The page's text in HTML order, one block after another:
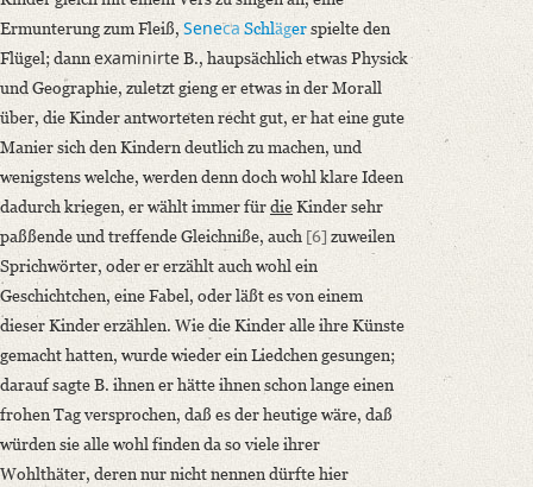
Ermunterung zum Fleiß, Seneca Schlägerspielte den
Flügel; dannexaminirteB., haupsächlich etwas Physick
und Geographie, zuletzt gieng er etwas in der Morall
über, die Kinder antworteten recht gut, er hat eine gute
Manier sich den Kindern deutlich zu machen, und
wenigstens welche, werden denn doch wohl klare Ideen
dadurch kriegen, er wählt immer fürdieKinder sehr
paßßende und treffende Gleichniße, auch [6] zuweilen
Sprichwörter, oder er erzählt auch wohl ein
Geschichtchen, eine Fabel, oder läßt es von einem
dieser Kinder erzählen. Wie die Kinder alle ihre Künste
gemacht hatten, wurde wieder ein Liedchen gesungen;
darauf sagte B. ihnen er hätte ihnen schon lange einen
frohen Tag versprochen, daß es der heutige wäre, daß
würden sie alle wohl finden da so viele ihrer
Wohlthäter, deren nur nicht nennen dürfte hier